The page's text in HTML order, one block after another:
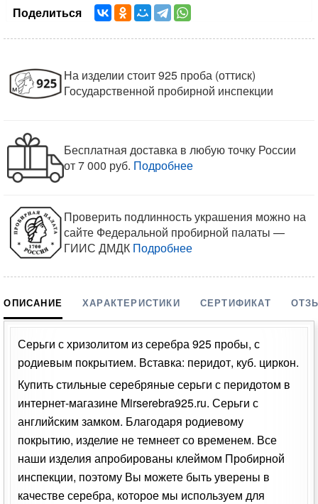
Поделиться
На изделии стоит 925 проба (оттиск)
Государственной пробирной инспекции
Бесплатная доставка в любую точку России
от 7 000 руб. Подробнее
Проверить подлинность украшения можно на
сайте Федеральной пробирной палаты —
ГИИС ДМДК Подробнее
ОПИСАНИЕ ХАРАКТЕРИСТИКИ СЕРТИФИКАТ
Серьги с хризолитом из серебра 925 пробы, с
родиевым покрытием. Вставка: перидот, куб. циркон.
Купить стильные серебряные серьги с перидотом в
интернет-магазине Mirserebra925.ru. Серьги с
английским замком. Благодаря родиевому
покрытию, изделие не темнеет со временем. Все
наши изделия апробированы клеймом Пробирной
инспекции, поэтому Вы можете быть уверены в
качестве серебра, которое мы используем для